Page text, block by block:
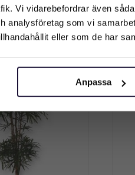
Vi vidarebefordrar även
analysföretag som vi
eller som de har
Anpassa
till i varukorgFöretagskund (exkl.